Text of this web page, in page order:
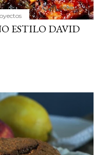
ESTILO DAVID